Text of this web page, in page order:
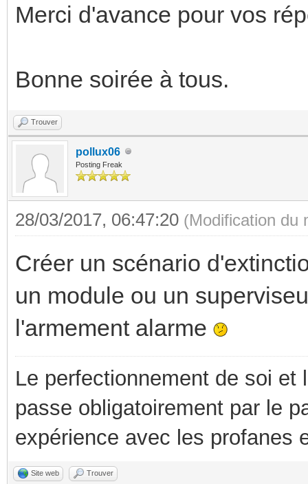
Merci d'avance pour vos
Bonne soirée à tous.
Trouver
pollux06
Posting Freak
28/03/2017, 06:47:20 (Modification du
Créer un scénario
un module ou un
l'armement alarme
Le perfectionnement de soi
passe obligatoirement par le
expérience avec les profanes
Site web Trouver